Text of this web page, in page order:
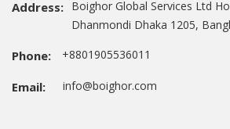
Address: Boighor Global Services Ltd
Dhanmondi Dhaka 1205,
Phone: +8801905536011
Email: info@boighor.com